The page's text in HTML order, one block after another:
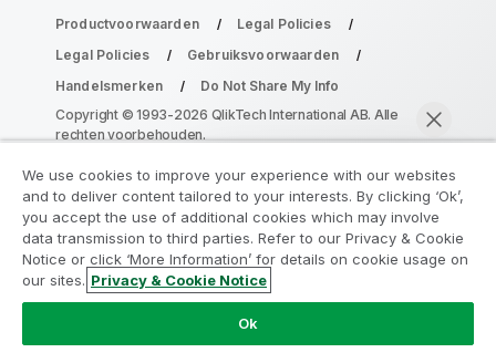
Productvoorwaarden
Legal Policies
Legal Policies
Gebruiksvoorwaarden
Handelsmerken
Do Not Share My Info
Copyright © 1993-2026 QlikTech International AB. Alle
rechten voorbehouden.
Neem deel aan het Analytics
Modernization Program
Moderniseer zonder uw waardevolle QlikView-apps op
het spel te zetten met het Analytics Modernization
Program.
We use cookies to improve your experience with our websites
and to deliver content tailored to your interests. By clicking ‘Ok’,
you accept the use of additional cookies which may involve
data transmission to third parties. Refer to our Privacy & Cookie
Notice or click ‘More Information’ for details on cookie usage on
our sites. Privacy & Cookie Notice
Ok